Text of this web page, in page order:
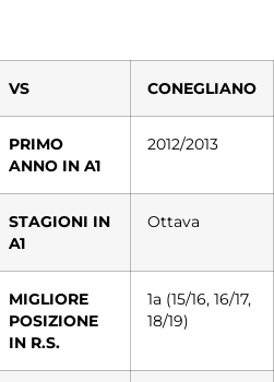
VS CONEGLIANO
PRIMO
ANNO IN A1
2012/2013
STAGIONI IN
A1
Ottava
MIGLIORE
POSIZIONE
IN R.S.
1a (15/16, 16/17,
18/19)